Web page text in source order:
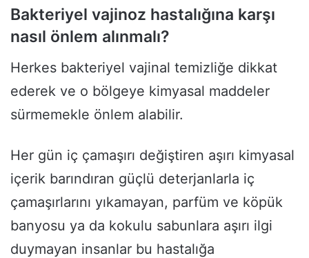
Bakteriyel vajinoz hastalığına karşı
nasıl önlem alınmalı?
Herkes bakteriyel vajinal temizliğe dikkat
ederek ve o bölgeye kimyasal maddeler
sürmemekle önlem alabilir.
Her gün iç çamaşırı değiştiren aşırı kimyasal
içerik barındıran güçlü deterjanlarla iç
çamaşırlarını yıkamayan, parfüm ve köpük
banyosu ya da kokulu sabunlara aşırı ilgi
duymayan insanlar bu hastalığa